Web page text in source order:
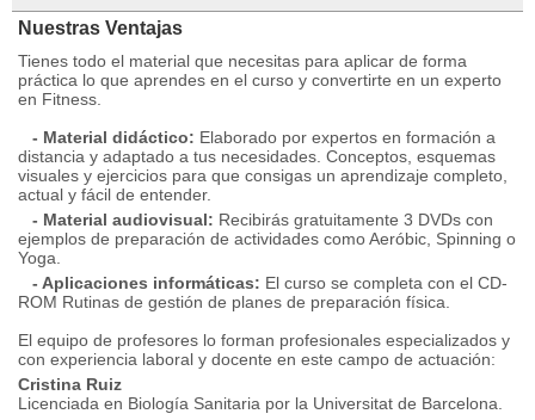
Nuestras Ventajas
Tienes todo el material que necesitas para aplicar de forma
práctica lo que aprendes en el curso y convertirte en un experto
en Fitness.
- Material didáctico: Elaborado por expertos en formación a
distancia y adaptado a tus necesidades. Conceptos, esquemas
visuales y ejercicios para que consigas un aprendizaje completo,
actual y fácil de entender.
- Material audiovisual: Recibirás gratuitamente 3 DVDs con
ejemplos de preparación de actividades como Aeróbic, Spinning o
Yoga.
- Aplicaciones informáticas: El curso se completa con el CD-
ROM Rutinas de gestión de planes de preparación fí­sica.
El equipo de profesores lo forman profesionales especializados y
con experiencia laboral y docente en este campo de actuación:
Cristina Ruiz
Licenciada en Biologí­a Sanitaria por la Universitat de Barcelona.